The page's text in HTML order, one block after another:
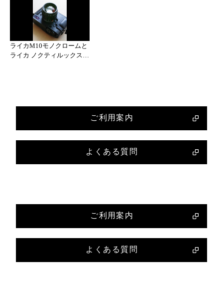
ライカM10モノクロームと
ライカ ノクティルックスM
ご利用案内
よくある質問
ご利用案内
よくある質問